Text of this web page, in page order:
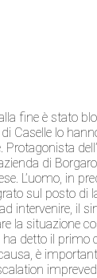
fine è stato
Caselle lo
Protagonista
di Borgaro.
L’uomo, in
sul posto di
intervenire, il
la situazione
detto il primo
è